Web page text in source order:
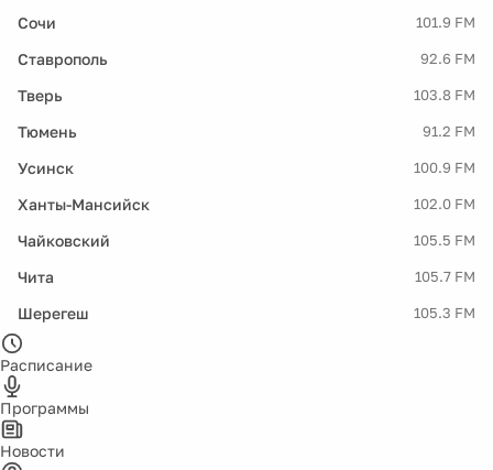
Сочи 101.9 FM
Ставрополь 92.6 FM
Тверь 103.8 FM
Тюмень 91.2 FM
Усинск 100.9 FM
Ханты-Мансийск 102.0 FM
Чайковский 105.5 FM
Чита 105.7 FM
Шерегеш 105.3 FM
Расписание
Программы
Новости